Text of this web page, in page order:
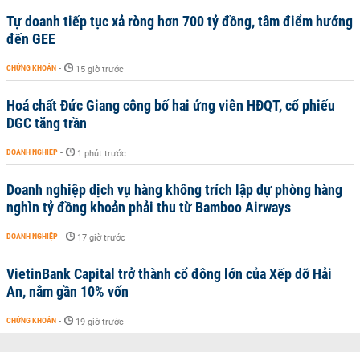
Tự doanh tiếp tục xả ròng hơn 700 tỷ đồng, tâm điểm hướng
đến GEE
CHỨNG KHOÁN - 15 giờ trước
Hoá chất Đức Giang công bố hai ứng viên HĐQT, cổ phiếu
DGC tăng trần
DOANH NGHIỆP - 1 phút trước
Doanh nghiệp dịch vụ hàng không trích lập dự phòng hàng
nghìn tỷ đồng khoản phải thu từ Bamboo Airways
DOANH NGHIỆP - 17 giờ trước
VietinBank Capital trở thành cổ đông lớn của Xếp dỡ Hải
An, nắm gần 10% vốn
CHỨNG KHOÁN - 19 giờ trước